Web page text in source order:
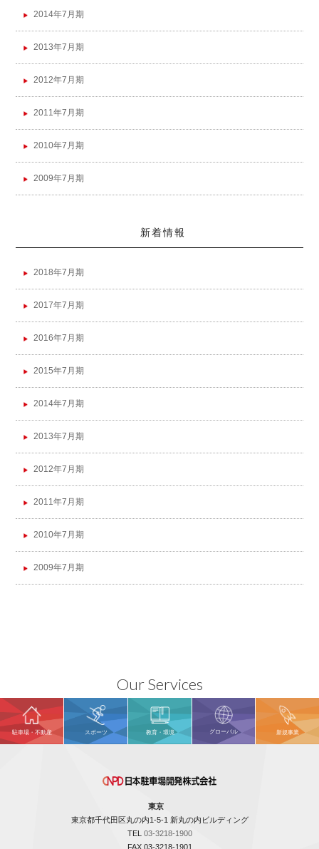
2014年7月期
2013年7月期
2012年7月期
2011年7月期
2010年7月期
2009年7月期
新着情報
2018年7月期
2017年7月期
2016年7月期
2015年7月期
2014年7月期
2013年7月期
2012年7月期
2011年7月期
2010年7月期
2009年7月期
Our Services
駐車場・不動産 スポーツ 教育・環境 グローバル 新規事業
東京
東京都千代田区丸の内1-5-1 新丸の内ビルディング
TEL 03-3218-1900
FAX 03-3218-1901